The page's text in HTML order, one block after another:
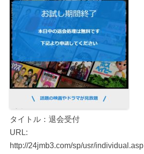
タイトル：退会受付
URL:
http://24jmb3.com/sp/usr/individual.asp